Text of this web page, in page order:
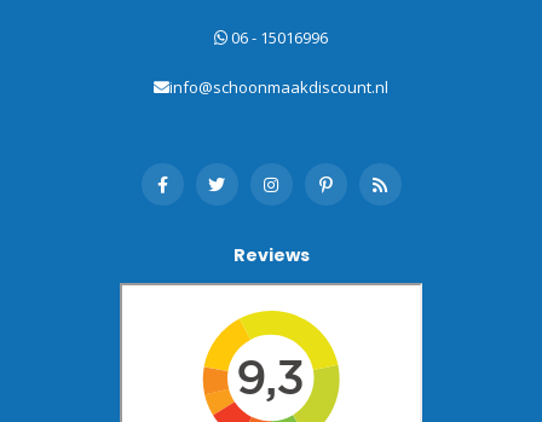
06 - 15016996
info@schoonmaakdiscount.nl
Reviews